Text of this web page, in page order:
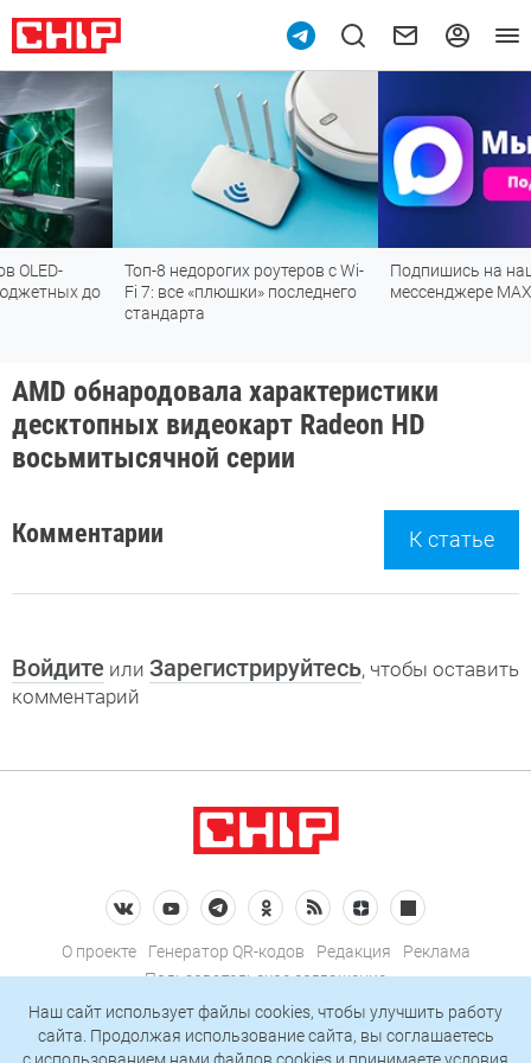
до
Топ-8 недорогих роутеров с Wi-
Fi 7: все «плюшки» последнего
стандарта
Подпишись на наш канал в
мессенджере МАХ
AMD обнародовала характеристики
десктопных видеокарт Radeon HD
восьмитысячной серии
Комментарии К статье
Войдите или Зарегистрируйтесь, чтобы оставить
комментарий
О проекте Генератор QR-кодов Редакция
Реклама
Пользовательское соглашение
Политика конфиденциальности
Подписаться на рассылку
Наш сайт использует файлы cookies, чтобы улучшить работу
сайта. Продолжая использование сайта, вы соглашаетесь